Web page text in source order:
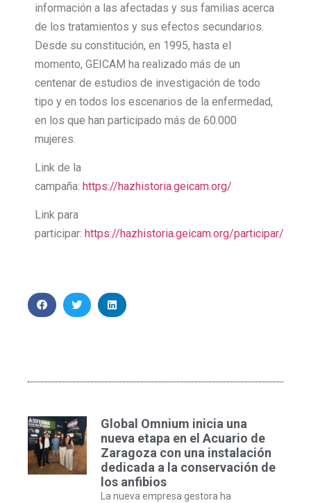
información a las afectadas y sus familias acerca
de los tratamientos y sus efectos secundarios.
Desde su constitución, en 1995, hasta el
momento, GEICAM ha realizado más de un
centenar de estudios de investigación de todo
tipo y en todos los escenarios de la enfermedad,
en los que han participado más de 60.000
mujeres.
Link de la
campaña: https://hazhistoria.geicam.org/
Link para
participar: https://hazhistoria.geicam.org/participar/
Global Omnium inicia una
nueva etapa en el Acuario de
Zaragoza con una instalación
dedicada a la conservación de
los anfibios
La nueva empresa gestora ha